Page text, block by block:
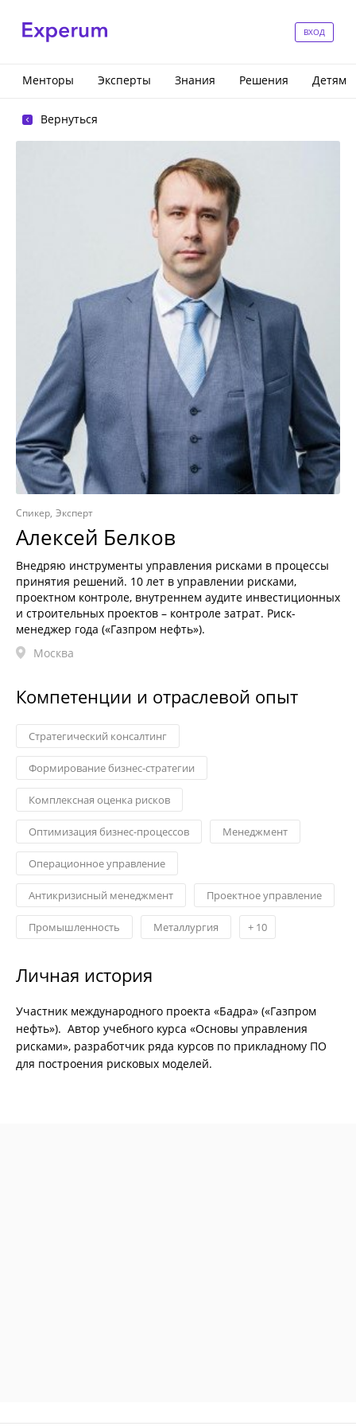
ВХОД
Менторы Эксперты Знания Решения Детям
Вернуться
Спикер Эксперт
Алексей Белков
Внедряю инструменты управления рисками в процессы
принятия решений. 10 лет в управлении рисками,
проектном контроле, внутреннем аудите инвестиционных
и строительных проектов – контроле затрат. Риск-
менеджер года («Газпром нефть»).
Москва
Компетенции и отраслевой опыт
Стратегический консалтинг
Формирование бизнес-стратегии
Комплексная оценка рисков
Оптимизация бизнес-процессов Менеджмент
Операционное управление
Антикризисный менеджмент Проектное управление
Промышленность Металлургия + 10
Личная история
Участник международного проекта «Бадра» («Газпром
нефть»). Автор учебного курса «Основы управления
рисками», разработчик ряда курсов по прикладному ПО
для построения рисковых моделей.